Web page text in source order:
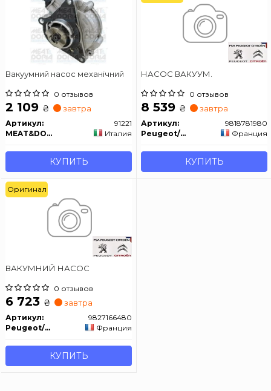
Вакуумний насос механічний
0 отзывов
2 109 ₴ завтра
Артикул:
91221
MEAT&DORIA
Италия
КУПИТЬ
НАСОС ВАКУУМ.
0 отзывов
8 539 ₴ завтра
Артикул:
9818781980
Peugeot/Citroen
Франция
КУПИТЬ
ВАКУМНИЙ НАСОС
0 отзывов
6 723 ₴ завтра
Артикул:
9827166480
Peugeot/Citroen
Франция
КУПИТЬ
Оригинал